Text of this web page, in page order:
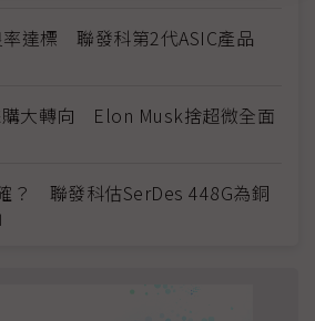
達標 聯發科第2代ASIC產品
購大轉向 Elon Musk捨超微全面
？ 聯發科估SerDes 448G為銅